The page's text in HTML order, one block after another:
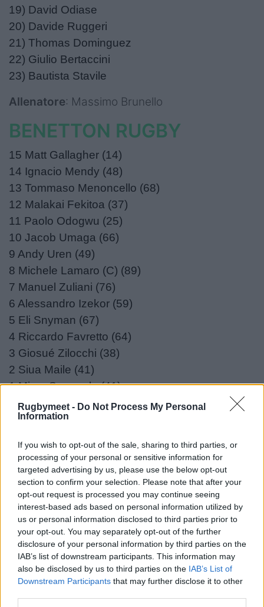
Rugbymeet - Do Not Process My Personal
Information
If you wish to opt-out of the sale, sharing to third parties, or
processing of your personal or sensitive information for
targeted advertising by us, please use the below opt-out
section to confirm your selection. Please note that after your
opt-out request is processed you may continue seeing
interest-based ads based on personal information utilized by
us or personal information disclosed to third parties prior to
your opt-out. You may separately opt-out of the further
disclosure of your personal information by third parties on the
IAB’s list of downstream participants. This information may
also be disclosed by us to third parties on the IAB’s List of
Downstream Participants that may further disclose it to other
19) David Odiase
20) Davide Ruggeri
21) Thomas Dominguez
22) Giulio Bertaccini
23) Bautista Stavile
Allenatore: Massimo Brunello
BENETTON RUGBY
15 Matt Gallagher (14)
14 Ignacio Mendy (48)
13 Tommaso Menoncello (68)
12 Malakai Fekitoa (37)
11 Paolo Odogwu (25)
10 Jacob Umaga (66)
9 Andy Uren (49)
8 Michele Lamaro (C) (89)
7 Manuel Zuliani (76)
6 Alessandro Izekor (59)
5 Eli Snyman (67)
4 Riccardo Favretto (64)
3 Giosué Zilocchi (38)
2 Siua Maile (41)
1 Mirco Spagnolo (41)
Panchina: 16 Nicholas Gasperini (4), Destiny
Cannone (97), 20 So'otala Fa'aso'o (8), 21
Federico Ruzza (139), 22 Louis Werchon (6), 23
Rhyno Smith (81).
()= presenze in biancoverde.
Allenatore : Calum MacRae.
Indisponibili Benetton: Lorenzo Cannone,
Thomas Gallo, Sebastian Negri, Ivan Nemer,
Federico Zanandrea.